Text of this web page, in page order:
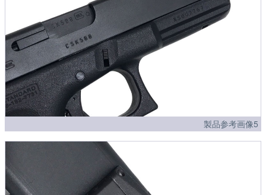
製品参考画像5